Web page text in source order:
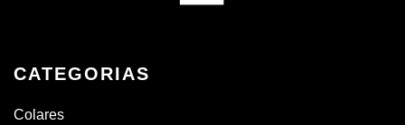
CATEGORIAS
Colares